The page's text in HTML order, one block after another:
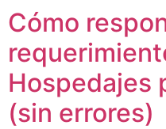
Cómo
Hospedajes
(sin errores)